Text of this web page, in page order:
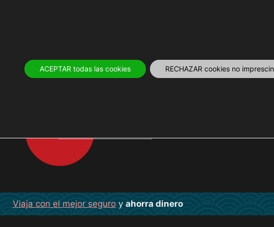
Viaja con el mejor seguroy ahorra dinero
ACEPTAR todas las cookies RECHAZAR cookies no